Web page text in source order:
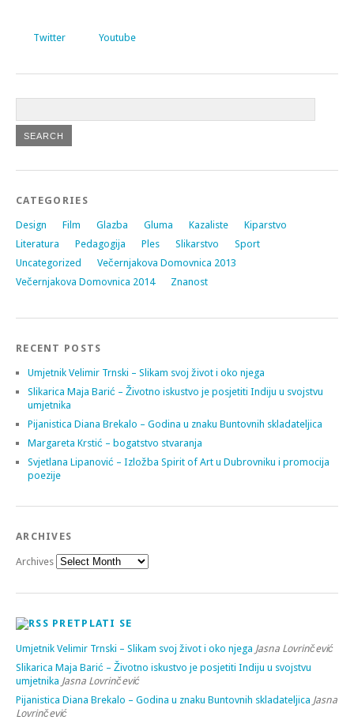
Twitter Youtube
CATEGORIES
Design Film Glazba Gluma Kazaliste
Kiparstvo
Literatura
Pedagogija Ples Slikarstvo
Sport
Uncategorized
Večernjakova Domovnica 2013
Večernjakova Domovnica 2014
Znanost
RECENT POSTS
Umjetnik Velimir Trnski – Slikam svoj život i oko njega
Slikarica Maja Barić – Životno iskustvo je posjetiti Indiju u svojstvu
umjetnika
Pijanistica Diana Brekalo – Godina u znaku Buntovnih skladateljica
Margareta Krstić – bogatstvo stvaranja
Svjetlana Lipanović – Izložba Spirit of Art u Dubrovniku i promocija
poezije
ARCHIVES
Archives
PRETPLATI SE
Umjetnik Velimir Trnski – Slikam svoj život i oko njega Jasna Lovrinčević
Slikarica Maja Barić – Životno iskustvo je posjetiti Indiju u svojstvu
umjetnika Jasna Lovrinčević
Pijanistica Diana Brekalo – Godina u znaku Buntovnih skladateljica Jasna
Lovrinčević